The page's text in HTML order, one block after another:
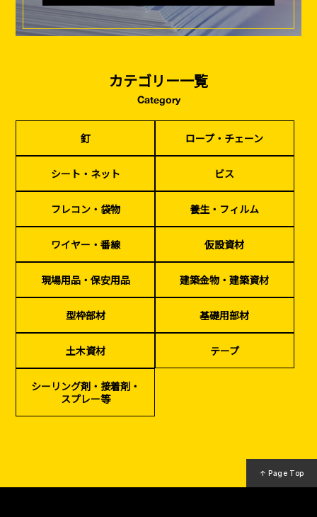
ロープ・チェーン シート・ネット
フレコン・袋物
ワイヤー・番線
仮設資材 現場用品・保安用品 建築金物・建築資材
型枠部材
基礎用部材
テープ
シーリング剤・接着剤・スプレー等
カタログダウンロード
家、マンションを
建てる（建築）
塗装工事
基礎工事・
コンクリート
（型枠工事）
仮説・バリケード
を設ける
イベント設置・
バリケード（保安）
災害、台風対策
・復旧貢献
季節商材
解体・改修工事
カテゴリー一覧
Category
釘 ロープ・チェーン
シート・ネット ビス
フレコン・袋物 養生・フィルム
ワイヤー・番線 仮設資材
現場用品・保安用品 建築金物・建築資材
型枠部材 基礎用部材
土木資材 テープ
シーリング剤・接着剤・
スプレー等
↑ Page Top